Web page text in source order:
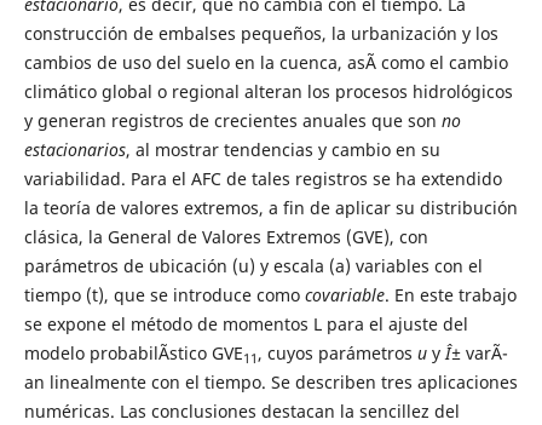
construcción de embalses pequeños, la urbanización y los
cambios de uso del suelo en la cuenca, asÃ­ como el cambio
climático global o regional alteran los procesos hidrológicos
y generan registros de crecientes anuales que son no
estacionarios, al mostrar tendencias y cambio en su
variabilidad. Para el AFC de tales registros se ha extendido
la teoría de valores extremos, a fin de aplicar su distribución
clásica, la General de Valores Extremos (GVE), con
parámetros de ubicación (u) y escala (a) variables con el
tiempo (t), que se introduce como covariable. En este trabajo
se expone el método de momentos L para el ajuste del
modelo probabilÃ­stico GVE11 , cuyos parámetros uyÎ±varÃ­
an linealmente con el tiempo. Se describen tres aplicaciones
numéricas. Las conclusiones destacan la sencillez del